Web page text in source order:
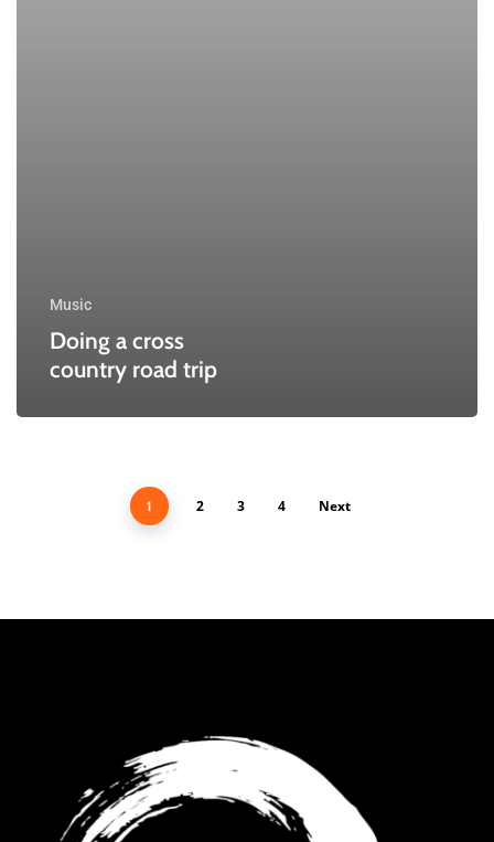
Music
Doing a cross
country road trip
1 2 3 4 Next